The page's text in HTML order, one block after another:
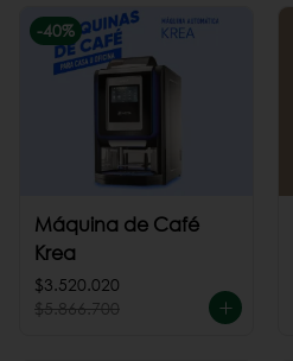
-40%
Máquina de Café
Krea
$3.520.020
$5.866.700